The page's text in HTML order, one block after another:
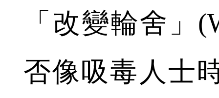
「改變輪舍」
否像吸毒人士